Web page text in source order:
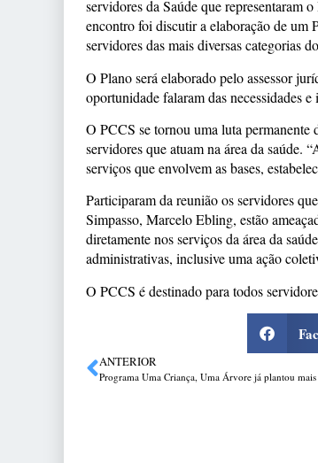
servidores da Saúde que
encontro foi discutir a elaboração de um
servidores das mais diversas categorias
O Plano será elaborado pelo assessor
oportunidade falaram das necessidades
O PCCS se tornou uma luta
servidores que atuam na área da saúde.
serviços que envolvem as bases,
Participaram da reunião os servidores
Simpasso, Marcelo Ebling, estão
diretamente nos serviços da área da
administrativas, inclusive uma ação
O PCCS é destinado para todos
ANTERIOR